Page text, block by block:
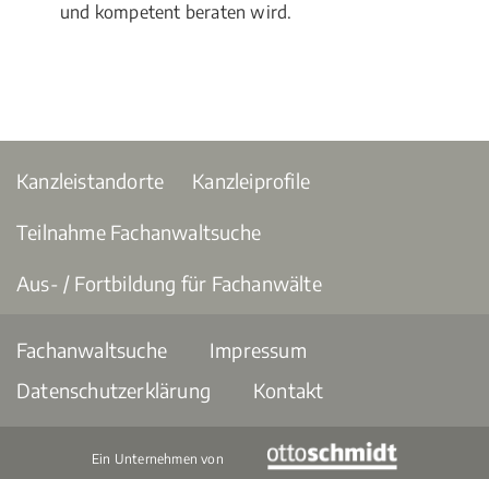
und kompetent beraten wird.
Kanzleistandorte Kanzleiprofile
Teilnahme Fachanwaltsuche
Aus- / Fortbildung für Fachanwälte
Fachanwaltsuche
Impressum
Datenschutzerklärung
Kontakt
Ein Unternehmen von